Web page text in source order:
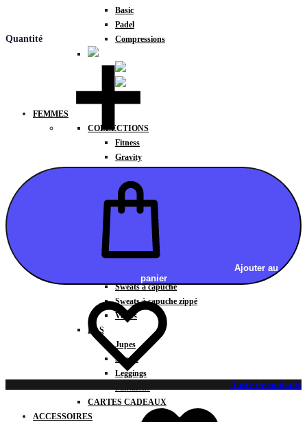
Basic
Padel
Compressions
FEMMES
COLLECTIONS
Fitness
Gravity
Action
HAUTS
Brassières
Débardeurs
T-shirts manches courtes
T-shirts manches longues
Sweat-shirts
Sweats à capuche
Sweats à capuche zippé
Vestes
BAS
Jupes
Shorts
Leggings
Pantalons
CARTES CADEAUX
ACCESSOIRES
Quantité
Ajouter au
panier
Liste de souhaits